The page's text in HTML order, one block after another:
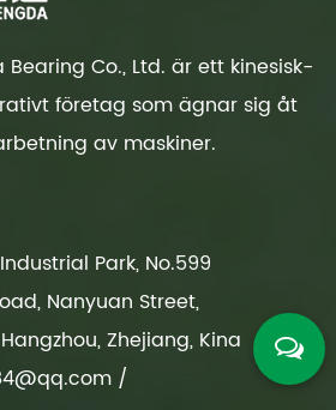
Bearing Co., Ltd. är ett kinesisk-
företag som ägnar sig åt
av maskiner.
Park, No.599
Nanyuan Street,
Zhejiang, Kina
/